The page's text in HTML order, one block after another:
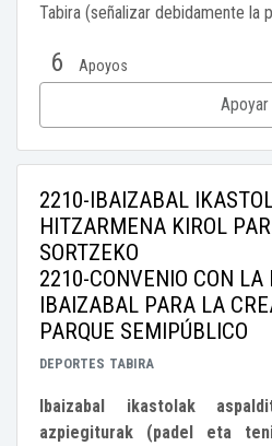
Tabira (señalizar debidamente la
6 Apoyos
Apoyar
2210-IBAIZABAL
HITZARMENA KIROL
SORTZEKO
2210-CONVENIO CON LA
IBAIZABAL PARA LA
PARQUE SEMIPÚBLICO
DEPORTES TABIRA
Ibaizabal ikastolak
azpiegiturak (padel eta